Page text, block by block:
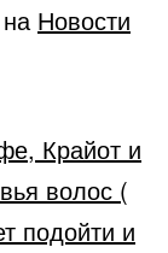
Новости
Крайот и
волос (